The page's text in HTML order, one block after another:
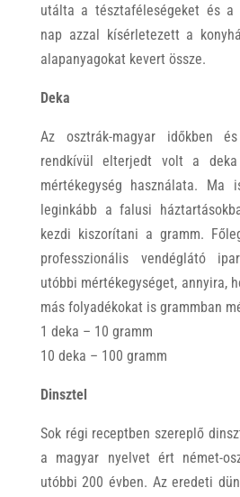
utálta a tésztaféleségeket és a
nap azzal kísérletezett a
alapanyagokat kevert össze.
Deka
Az osztrák-magyar időkben
rendkívül elterjedt volt a deka
mértékegység használata. Ma
leginkább a falusi
kezdi kiszorítani a gramm.
professzionális vendéglátó
utóbbi mértékegységet, annyira,
más folyadékokat is grammban
1 deka – 10 gramm
10 deka – 100 gramm
Dinsztel
Sok régi receptben szereplő
a magyar nyelvet ért német-
utóbbi 200 évben. Az eredeti